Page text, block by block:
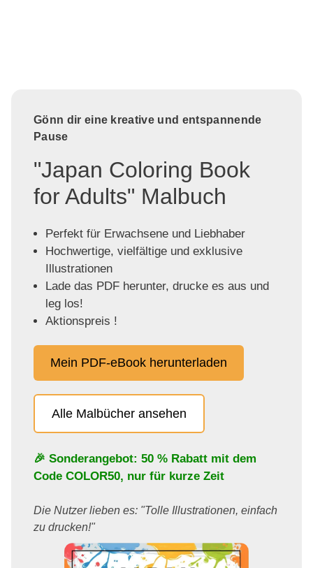
Gönn dir eine kreative und entspannende
Pause
"Japan Coloring Book
for Adults" Malbuch
Perfekt für Erwachsene und Liebhaber
Hochwertige, vielfältige und exklusive
Illustrationen
Lade das PDF herunter, drucke es aus und
leg los!
Aktionspreis !
Mein PDF-eBook herunterladen
Alle Malbücher ansehen
🎉 Sonderangebot: 50 % Rabatt mit dem
Code COLOR50, nur für kurze Zeit
Die Nutzer lieben es: "Tolle Illustrationen, einfach
zu drucken!"